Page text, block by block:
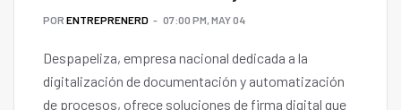
POR ENTREPRENERD 07:00 PM, MAY 04
Despapeliza, empresa nacional dedicada a la
digitalización de documentación y automatización
de procesos, ofrece soluciones de firma digital que